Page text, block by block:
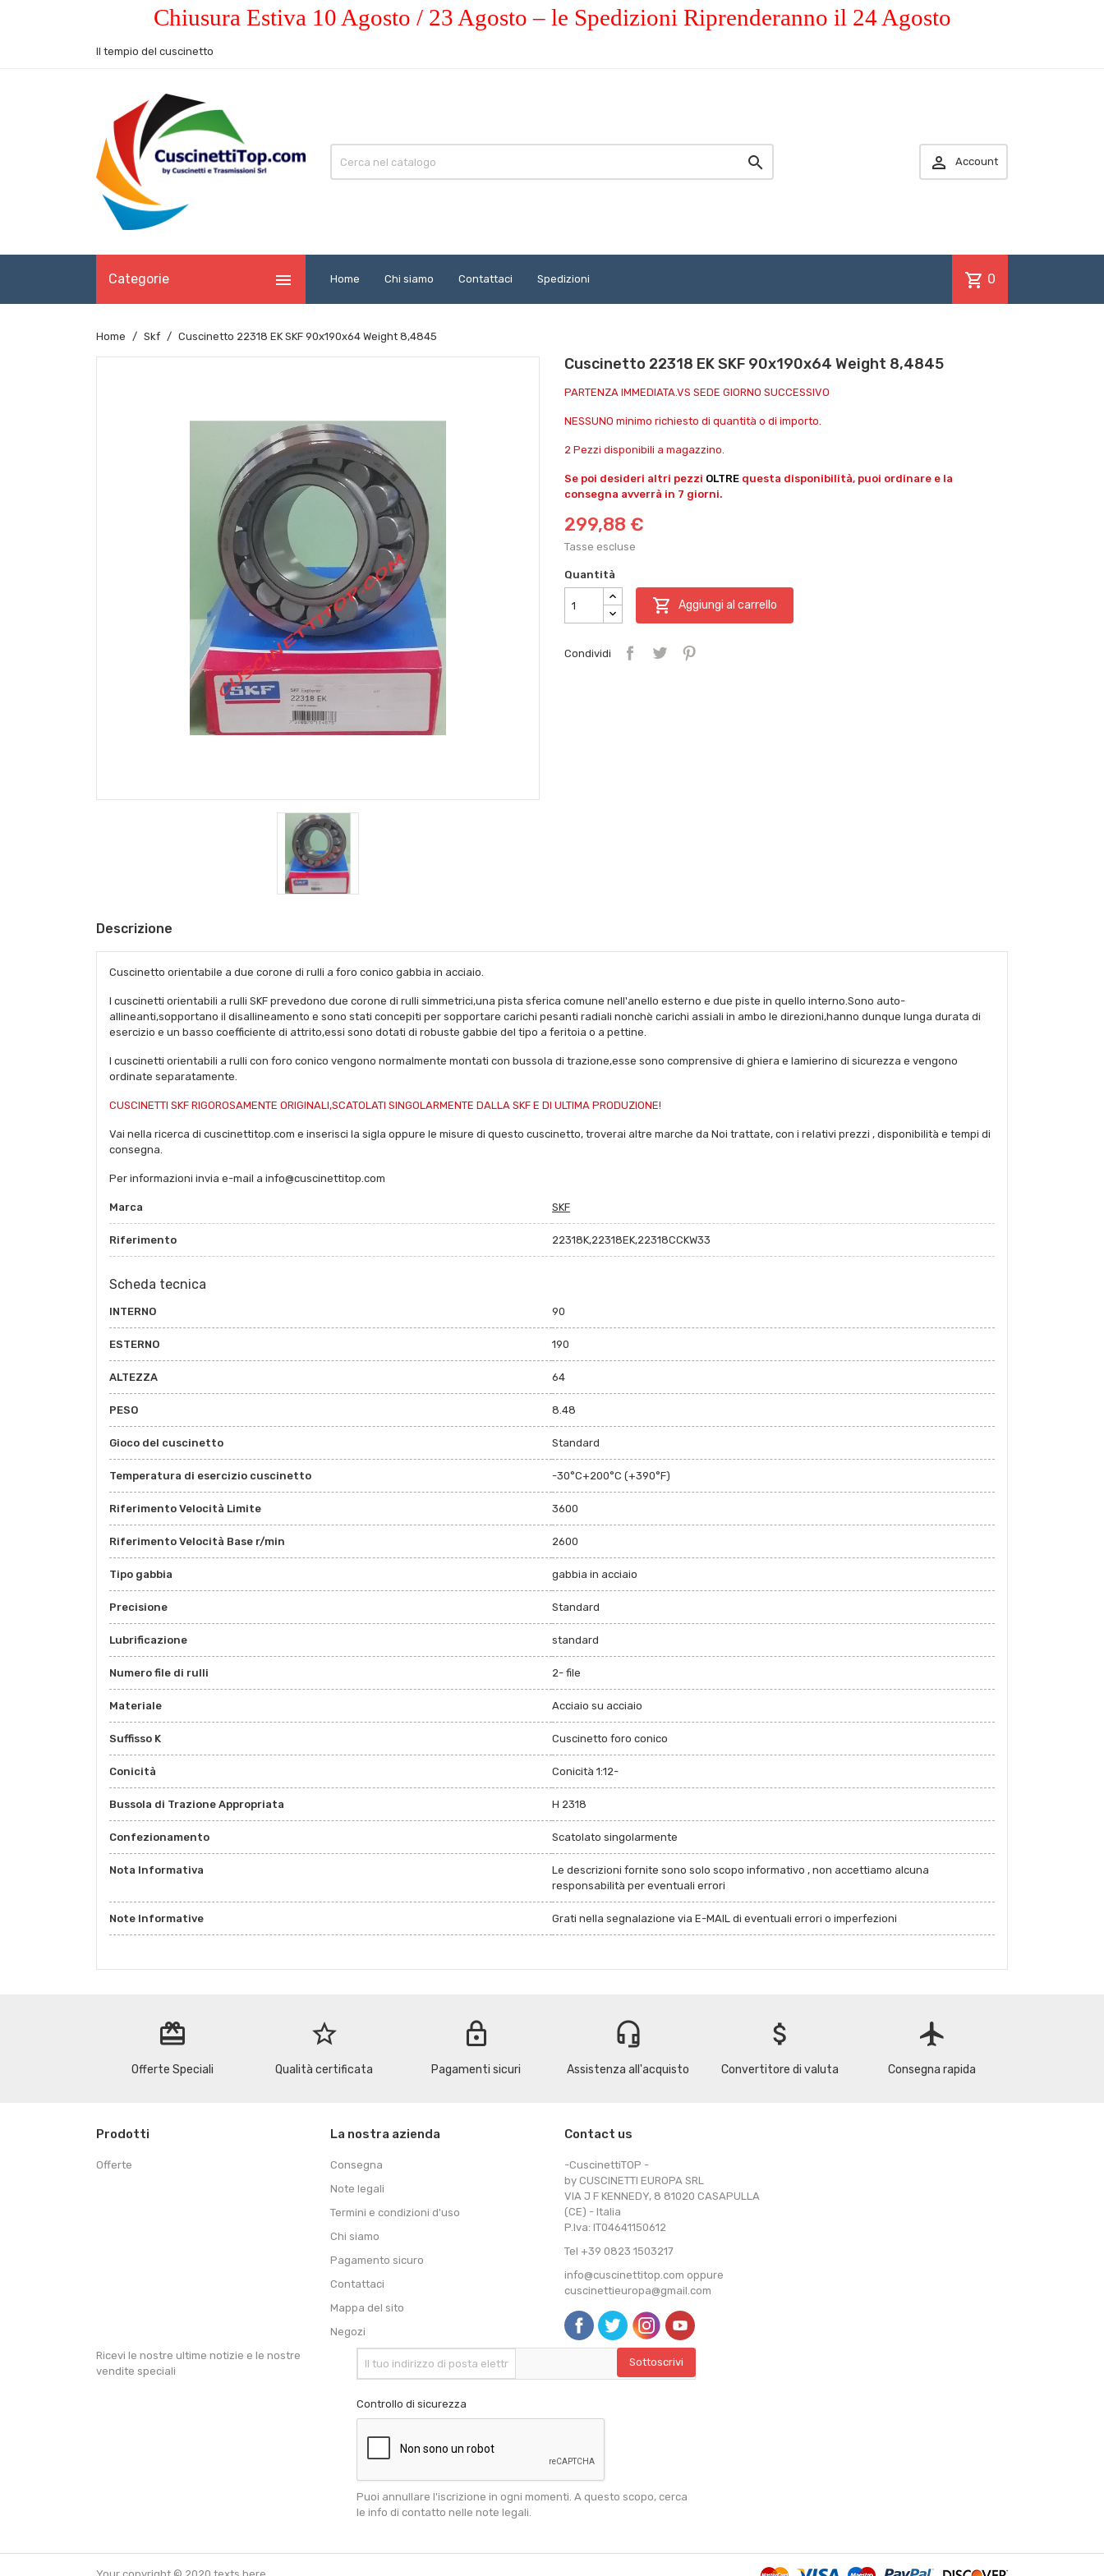
Chiusura Estiva 10 Agosto / 23 Agosto – le Spedizioni Riprenderanno il 24 Agosto
Il tempio del cuscinetto
  Account
Categorie  Home Chi siamo Contattaci Spedizioni shopping_cart 0
Home Skf Cuscinetto 22318 EK SKF 90x190x64 Weight 8,4845
Cuscinetto 22318 EK SKF 90x190x64 Weight 8,4845
PARTENZA IMMEDIATA.VS SEDE GIORNO SUCCESSIVO
NESSUNO minimo richiesto di quantità o di importo.
2 Pezzi disponibili a magazzino.
Se poi desideri altri pezzi OLTRE questa disponibilità, puoi ordinare e la
consegna avverrà in 7 giorni.
299,88 €
Tasse escluse
Quantità
 Aggiungi al carrello
Condividi
Descrizione
Cuscinetto orientabile a due corone di rulli a foro conico gabbia in acciaio.
I cuscinetti orientabili a rulli SKF prevedono due corone di rulli simmetrici,una pista sferica comune nell'anello esterno e due piste in quello interno.Sono auto-
allineanti,sopportano il disallineamento e sono stati concepiti per sopportare carichi pesanti radiali nonchè carichi assiali in ambo le direzioni,hanno dunque lunga durata di
esercizio e un basso coefficiente di attrito,essi sono dotati di robuste gabbie del tipo a feritoia o a pettine.
I cuscinetti orientabili a rulli con foro conico vengono normalmente montati con bussola di trazione,esse sono comprensive di ghiera e lamierino di sicurezza e vengono
ordinate separatamente.
CUSCINETTI SKF RIGOROSAMENTE ORIGINALI,SCATOLATI SINGOLARMENTE DALLA SKF E DI ULTIMA PRODUZIONE!
Vai nella ricerca di cuscinettitop.com e inserisci la sigla oppure le misure di questo cuscinetto, troverai altre marche da Noi trattate, con i relativi prezzi , disponibilità e tempi di
consegna.
Per informazioni invia e-mail a info@cuscinettitop.com
Marca SKF
Riferimento 22318K,22318EK,22318CCKW33
Scheda tecnica
INTERNO 90
ESTERNO 190
ALTEZZA 64
PESO 8.48
Gioco del cuscinetto Standard
Temperatura di esercizio cuscinetto -30°C+200°C (+390°F)
Riferimento Velocità Limite 3600
Riferimento Velocità Base r/min 2600
Tipo gabbia gabbia in acciaio
Precisione Standard
Lubrificazione standard
Numero file di rulli 2- file
Materiale Acciaio su acciaio
Suffisso K Cuscinetto foro conico
Conicità Conicità 1:12-
Bussola di Trazione Appropriata H 2318
Confezionamento Scatolato singolarmente
Nota Informativa
Le descrizioni fornite sono solo scopo informativo , non accettiamo alcuna
responsabilità per eventuali errori
Note Informative Grati nella segnalazione via E-MAIL di eventuali errori o imperfezioni
redeem
Offerte Speciali
star_border
Qualità certificata
lock
Pagamenti sicuri
headset_mic
Assistenza all'acquisto
attach_money
Convertitore di valuta
flight
Consegna rapida
Prodotti
Offerte
La nostra azienda
Consegna
Note legali
Termini e condizioni d'uso
Chi siamo
Pagamento sicuro
Contattaci
Mappa del sito
Negozi
Contact us
-CuscinettiTOP -
by CUSCINETTI EUROPA SRL
VIA J F KENNEDY, 8 81020 CASAPULLA
(CE) - Italia
P.Iva: IT04641150612
Tel +39 0823 1503217
info@cuscinettitop.com oppure
cuscinettieuropa@gmail.com
Ricevi le nostre ultime notizie e le nostre
vendite speciali
Controllo di sicurezza
Puoi annullare l'iscrizione in ogni momenti. A questo scopo, cerca
le info di contatto nelle note legali.